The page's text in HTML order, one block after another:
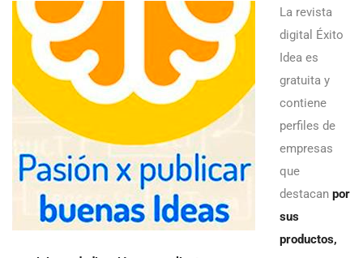
La revista
digital Éxito
Idea es
gratuita y
contiene
perfiles de
empresas
que
destacan por
sus
productos,